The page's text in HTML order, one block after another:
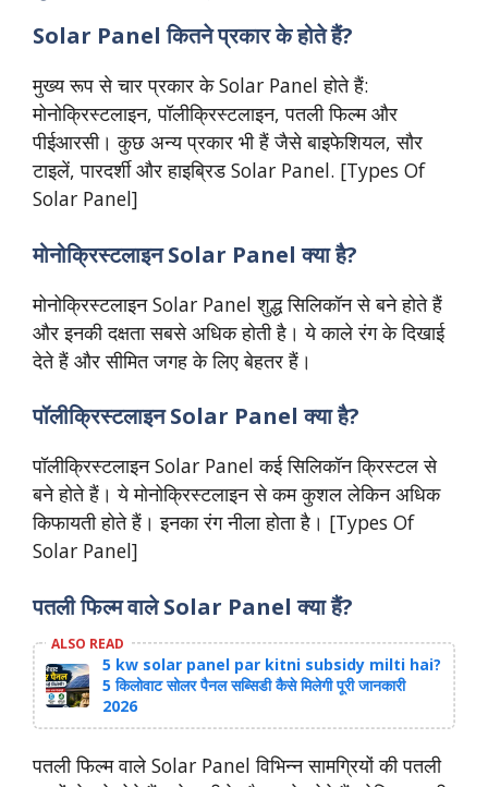
Solar Panel कितने प्रकार के होते हैं?
मुख्य रूप से चार प्रकार के Solar Panel होते हैं:
मोनोक्रिस्टलाइन, पॉलीक्रिस्टलाइन, पतली फिल्म और
पीईआरसी। कुछ अन्य प्रकार भी हैं जैसे बाइफेशियल, सौर
टाइलें, पारदर्शी और हाइब्रिड Solar Panel. [Types Of
Solar Panel]
मोनोक्रिस्टलाइन Solar Panel क्या है?
मोनोक्रिस्टलाइन Solar Panel शुद्ध सिलिकॉन से बने होते हैं
और इनकी दक्षता सबसे अधिक होती है। ये काले रंग के दिखाई
देते हैं और सीमित जगह के लिए बेहतर हैं।
पॉलीक्रिस्टलाइन Solar Panel क्या है?
पॉलीक्रिस्टलाइन Solar Panel कई सिलिकॉन क्रिस्टल से
बने होते हैं। ये मोनोक्रिस्टलाइन से कम कुशल लेकिन अधिक
किफायती होते हैं। इनका रंग नीला होता है। [Types Of
Solar Panel]
पतली फिल्म वाले Solar Panel क्या हैं?
ALSO READ
5 kw solar panel par kitni subsidy milti hai?
5 किलोवाट सोलर पैनल सब्सिडी कैसे मिलेगी पूरी जानकारी
2026
पतली फिल्म वाले Solar Panel विभिन्न सामग्रियों की पतली